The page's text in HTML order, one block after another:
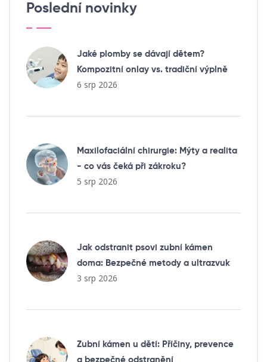
Poslední novinky
Jaké plomby se dávají dětem?
Kompozitní onlay vs. tradiční výplně
6 srp 2026
Maxilofaciální chirurgie: Mýty a realita
- co vás čeká při zákroku?
5 srp 2026
Jak odstranit psovi zubní kámen
doma: Bezpečné metody a ultrazvuk
3 srp 2026
Zubní kámen u dětí: Příčiny, prevence
a bezpečné odstranění